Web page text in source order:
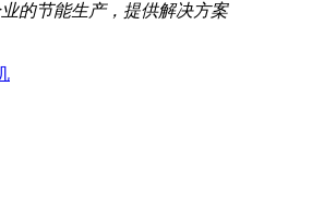
的节能生产，提供解决方案